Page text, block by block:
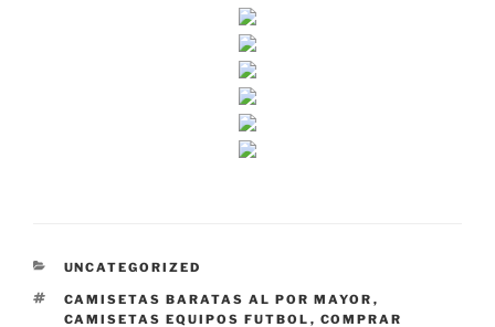
CATEGORÍAS
UNCATEGORIZED
ETIQUETAS
CAMISETAS BARATAS AL POR MAYOR ,
CAMISETAS EQUIPOS FUTBOL , COMPRAR